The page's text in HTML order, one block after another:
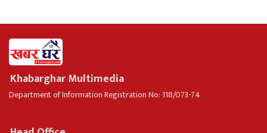
Khabarghar Multimedia
Department of Information Registration No: 118/073-74